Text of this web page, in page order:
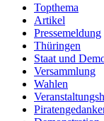
Topthema
Artikel
Pressemeldung
Thüringen
Staat und
Versammlung
Wahlen